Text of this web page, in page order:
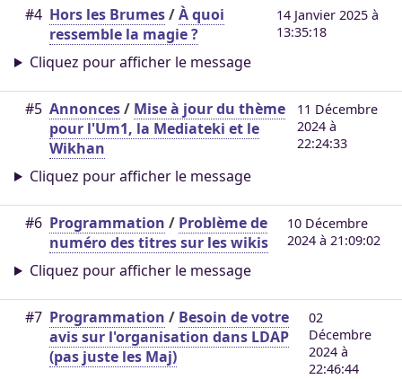
#4 Hors les Brumes/À quoi
ressemble la magie ?
14 Janvier 2025 à
13:35:18
Cliquez pour afficher le message
#5 Annonces/ Mise à jour du thème
pour l'Um1, la Mediateki et le
Wikhan
11 Décembre
2024 à
22:24:33
Cliquez pour afficher le message
#6 Programmation / Problème de
numéro des titres sur les wikis
10 Décembre
2024 à 21:09:02
Cliquez pour afficher le message
#7 Programmation / Besoin de votre
avis sur l'organisation dans LDAP
(pas juste les Maj)
02
Décembre
2024 à
22:46:44